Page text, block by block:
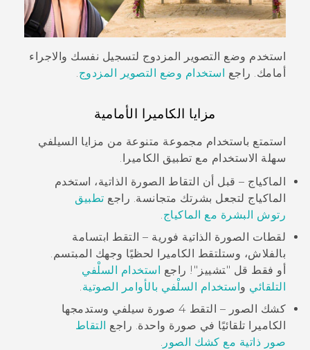
استخدم وضع التصوير المزدوج لتسجيل نفسك والاجراء
أمامك. راجع استخدام وضع التصوير المزدوج.
مزايا الكاميرا الأمامية
استمتع باستخدام مجموعة متنوعة من مزايا السيلفي
سهلة الاستخدام مع تطبيق الكاميرا .
الماكياج – قبل أن التقاط الصورة الذاتية، استخدم
الماكياج لتجعل بشرتك متجانسة. راجع تطبيق
رتوش البشرة مع الماكياج.
لقطات الصورة الذاتية فورية – التقط ابتسامة
بالفلاش، وستلتقط الكاميرا لحظيًا وجهك المبتسم.
أو فقط قل "‍تشييز"‍! راجع
استخدام السلْفي
التلقائي و استخدام السلْفي بالأوامر الصوتية.
كشك الصور
– التقط 4 صورة سيلفي وستدمجها
الكاميرا تلقائيًا في صورة واحدة. راجع التقاط
صور ذاتية مع كشك الصور .